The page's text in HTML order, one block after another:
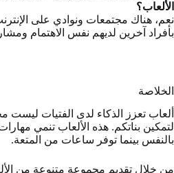
الألعاب؟
نعم، هناك مجتمعات ونوادي على
بأفراد آخرين لديهم نفس الاهتمام
الخلاصة
ألعاب تعزز الذكاء لدى الفتيات ليست
لتمكين بناتكم. هذه الألعاب تنمي
بالنفس بينما توفر ساعات من المتعة.
من خلال تقديم مجموعة متنوعة من